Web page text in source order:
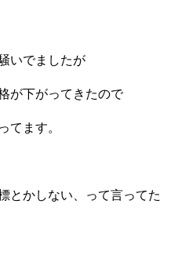
いでましたが
が下がってきたので
てます。
とかしない、って言ってた